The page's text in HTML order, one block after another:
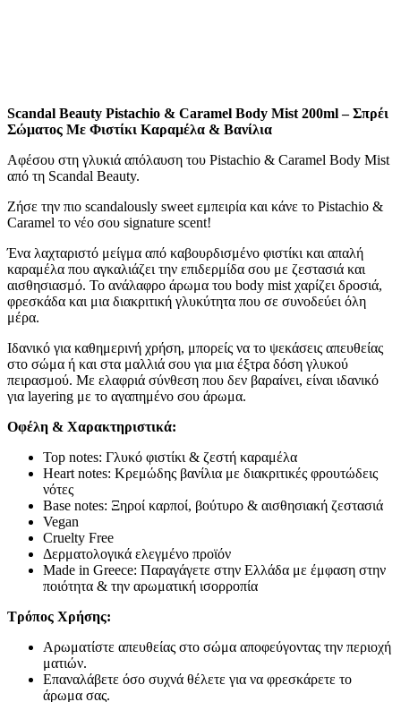
Scandal Beauty Pistachio & Caramel Body Mist 200ml – Σπρέι
Σώματος Με Φιστίκι Καραμέλα & Βανίλια
Αφέσου στη γλυκιά απόλαυση του Pistachio & Caramel Body Mist
από τη Scandal Beauty.
Ζήσε την πιο scandalously sweet εμπειρία και κάνε το Pistachio &
Caramel το νέο σου signature scent!
Ένα λαχταριστό μείγμα από καβουρδισμένο φιστίκι και απαλή
καραμέλα που αγκαλιάζει την επιδερμίδα σου με ζεστασιά και
αισθησιασμό. Το ανάλαφρο άρωμα του body mist χαρίζει δροσιά,
φρεσκάδα και μια διακριτική γλυκύτητα που σε συνοδεύει όλη
μέρα.
Ιδανικό για καθημερινή χρήση, μπορείς να το ψεκάσεις απευθείας
στο σώμα ή και στα μαλλιά σου για μια έξτρα δόση γλυκού
πειρασμού. Με ελαφριά σύνθεση που δεν βαραίνει, είναι ιδανικό
για layering με το αγαπημένο σου άρωμα.
Οφέλη & Χαρακτηριστικά:
Top notes: Γλυκό φιστίκι & ζεστή καραμέλα
Heart notes: Κρεμώδης βανίλια με διακριτικές φρουτώδεις
νότες
Base notes: Ξηροί καρποί, βούτυρο & αισθησιακή ζεστασιά
Vegan
Cruelty Free
Δερματολογικά ελεγμένο προϊόν
Made in Greece: Παραγάγετε στην Ελλάδα με έμφαση στην
ποιότητα & την αρωματική ισορροπία
Τρόπος Χρήσης:
Αρωματίστε απευθείας στο σώμα αποφεύγοντας την περιοχή
ματιών.
Επαναλάβετε όσο συχνά θέλετε για να φρεσκάρετε το
άρωμα σας.